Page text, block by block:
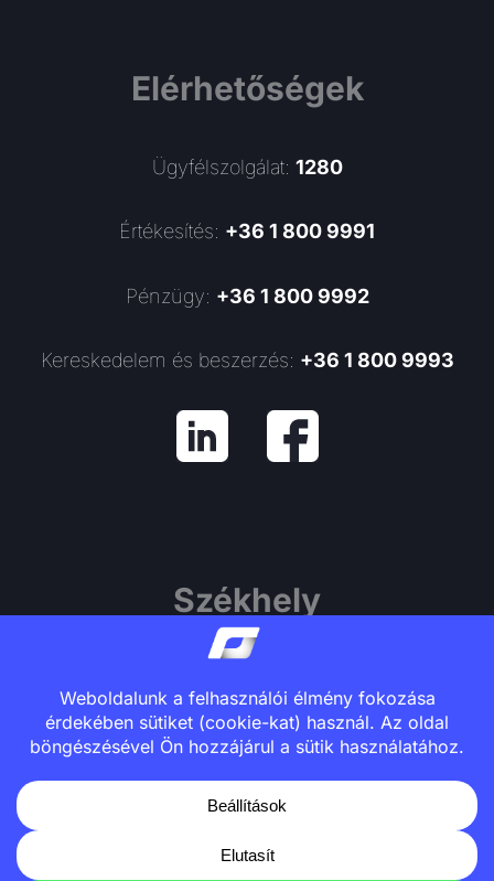
Elérhetőségek
Ügyfélszolgálat: 1280
Értékesítés: +36 1 800 9991
Pénzügy: +36 1 800 9992
Kereskedelem és beszerzés: +36 1 800 9993
Székhely
1139 Budapest, Váci út 81.
Center Point, „A” mag, 7. emelet